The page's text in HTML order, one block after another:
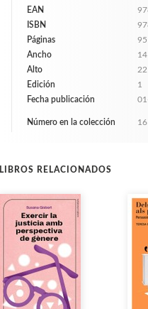
EAN
ISBN
Páginas
95
Ancho
Alto
Edición
1
Fecha publicación
Número en la colección 16
LIBROS RELACIONADOS